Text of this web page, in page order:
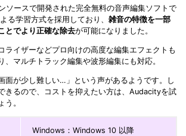
ソースで開発された完全無料の音声編集ソフトで
る学習方式を採用しており、 雑音の特徴を一部
とでより正確な除去が可能になりました。
ライザーなどプロ向けの高度な編集エフェクトも
、マルチトラック編集や波形編集にも対応。
面が少し難しい…」という声があるようです。し
きるので、コストを抑えたい方は、Audacityを試
う。
Windows：Windows 10 以降